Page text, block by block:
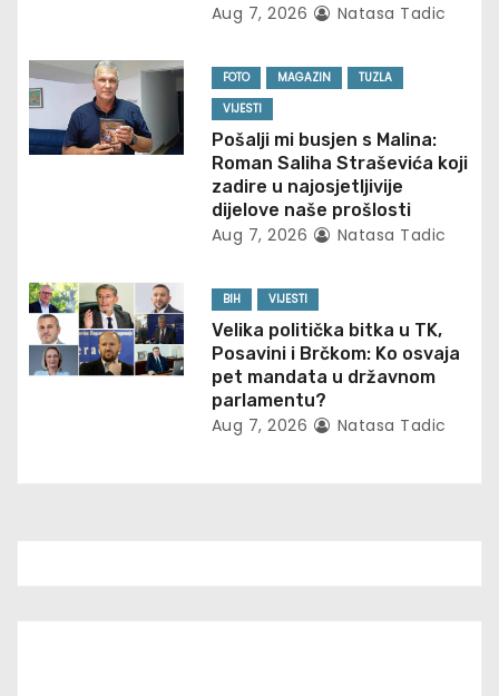
g
a
t
n
Aug 7, 2026 Natasa Tadic
FOTO MAGAZIN
TUZLA
VIJESTI
Pošalji mi busjen s Malina:
Roman Saliha Straševića koji
zadire u najosjetljivije
dijelove naše prošlosti
Aug 7, 2026 Natasa Tadic
BIH VIJESTI
Velika politička bitka u TK,
Posavini i Brčkom: Ko osvaja
pet mandata u državnom
parlamentu?
Aug 7, 2026 Natasa Tadic